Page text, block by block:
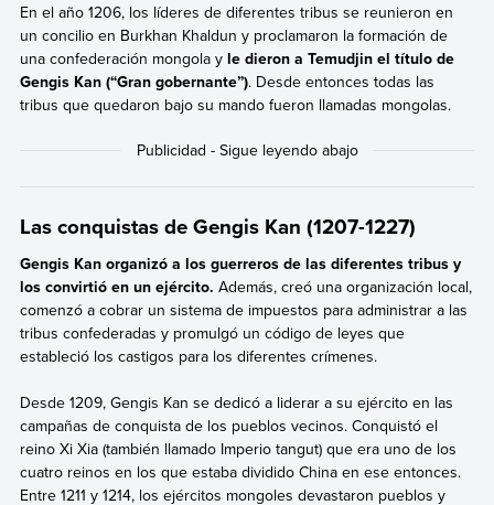
En el año 1206, los líderes de diferentes tribus se reunieron en
un concilio en Burkhan Khaldun y proclamaron la formación de
una confederación mongola y le dieron a Temudjin el título de
Gengis Kan (“Gran gobernante”). Desde entonces todas las
tribus que quedaron bajo su mando fueron llamadas mongolas.
Las conquistas de Gengis Kan (1207-1227)
Gengis Kan organizó a los guerreros de las diferentes tribus y
los convirtió en un ejército. Además, creó una organización local,
comenzó a cobrar un sistema de impuestos para administrar a las
tribus confederadas y promulgó un código de leyes que
estableció los castigos para los diferentes crímenes.
Desde 1209, Gengis Kan se dedicó a liderar a su ejército en las
campañas de conquista de los pueblos vecinos. Conquistó el
reino Xi Xia (también llamado Imperio tangut) que era uno de los
cuatro reinos en los que estaba dividido China en ese entonces.
Entre 1211 y 1214, los ejércitos mongoles devastaron pueblos y